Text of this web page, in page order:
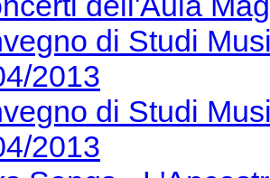
di Studi
2013
di Studi
2013